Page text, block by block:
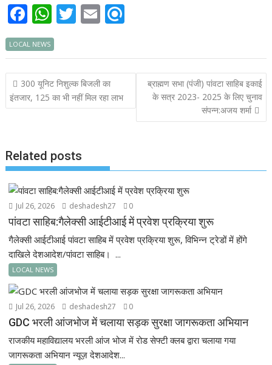
F
ac
e
b
o
o
W
h
at
s
A
p
T
itt
er
E
ai
l
i
n
LOCAL NEWS
Post
navigation
300 यूनिट निशुल्क बिजली का
इंतजार, 125 का भी नहीं मिल रहा लाभ
ब्राह्मण सभा (पंजी) पांवटा साहिब इकाई
के सत्र 2023- 2025 के लिए चुनाव
संपन्न:अजय शर्मा
Related posts
Jul 26, 2026 deshadesh27 0
पांवटा साहिब:गैलेक्सी आईटीआई में प्रवेश प्रक्रिया शुरू
गैलेक्सी आईटीआई पांवटा साहिब में प्रवेश प्रक्रिया शुरू, विभिन्न ट्रेडों में होंगे
दाखिले देशआदेश/पांवटा साहिब। ...
LOCAL NEWS
Jul 26, 2026 deshadesh27 0
GDC भरली आंजभोज में चलाया सड़क सुरक्षा जागरूकता अभियान
राजकीय महाविद्यालय भरली आंज भोज में रोड सेफ्टी क्लब द्वारा चलाया गया
जागरूकता अभियान न्यूज़ देशआदेश...